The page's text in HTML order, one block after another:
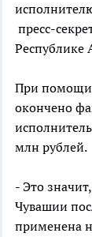
пресс-
Республике
При помощи
окончено
млн рублей.
- Это
Чувашии
применена